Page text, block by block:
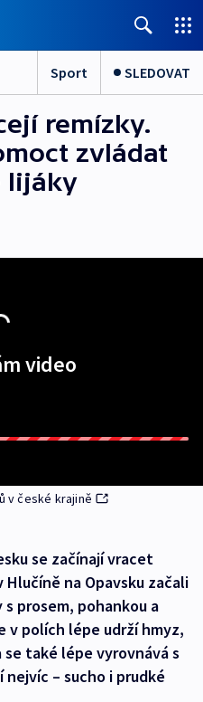
Sport SLEDOVAT
remízky.
zvládat
lijáky
video
v české krajině
se začínají vracet
na Opavsku začali
prosem, pohankou a
v polích lépe udrží hmyz,
také lépe vyrovnává s
– sucho i prudké